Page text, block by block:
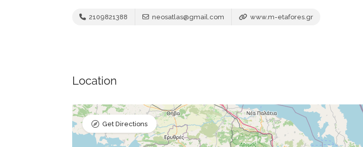
2109821388 neosatlas@gmail.com www.m-etafores.gr
Location
Get Directions